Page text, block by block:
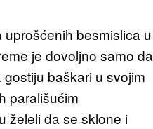
besmislica u
je dovoljno samo da
baškari u svojim
parališućim
želeli da se sklone i